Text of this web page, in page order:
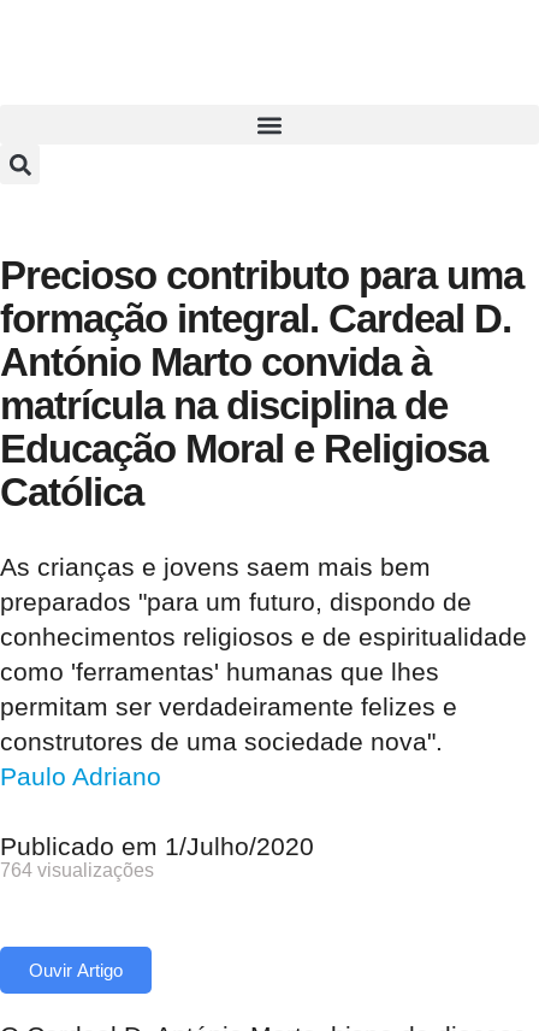
Precioso contributo para uma
formação integral. Cardeal D.
António Marto convida à
matrícula na disciplina de
Educação Moral e Religiosa
Católica
As crianças e jovens saem mais bem
preparados "para um futuro, dispondo de
conhecimentos religiosos e de espiritualidade
como 'ferramentas' humanas que lhes
permitam ser verdadeiramente felizes e
construtores de uma sociedade nova".
Paulo Adriano
Publicado em 1/Julho/2020
764 visualizações
Ouvir Artigo